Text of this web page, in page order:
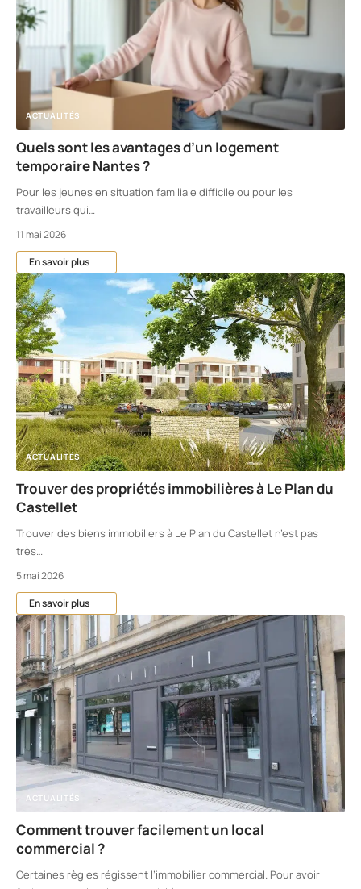
ACTUALITÉS
Quels sont les avantages d’un logement
temporaire Nantes ?
Pour les jeunes en situation familiale difficile ou pour les
travailleurs qui…
11 mai 2026
En savoir plus
ACTUALITÉS
Trouver des propriétés immobilières à Le Plan du
Castellet
Trouver des biens immobiliers à Le Plan du Castellet n’est pas
très…
5 mai 2026
En savoir plus
ACTUALITÉS
Comment trouver facilement un local
commercial ?
Certaines règles régissent l’immobilier commercial. Pour avoir